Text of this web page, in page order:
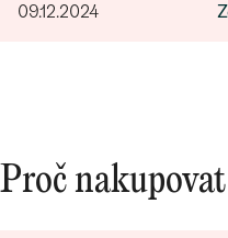
09.12.2024
Proč